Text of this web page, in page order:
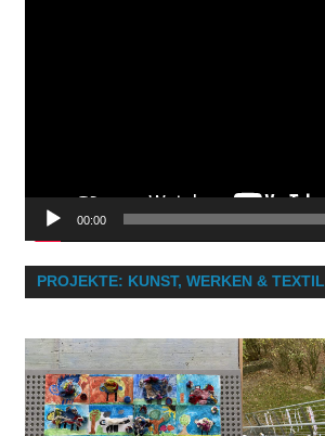
00:00
PROJEKTE: KUNST, WERKEN & TEXTIL